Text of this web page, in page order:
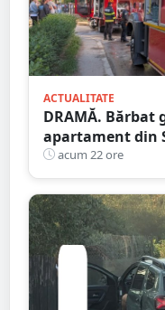
ACTUALITATE
DRAMĂ.
apartament din
spart ușa
acum 22 ore